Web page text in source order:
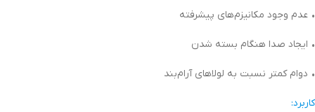
• عدم وجود مکانیزم‌های پیشرفته
• ایجاد صدا هنگام بسته شدن
• دوام کمتر نسبت به لولاهای آرام‌بند
کاربرد: